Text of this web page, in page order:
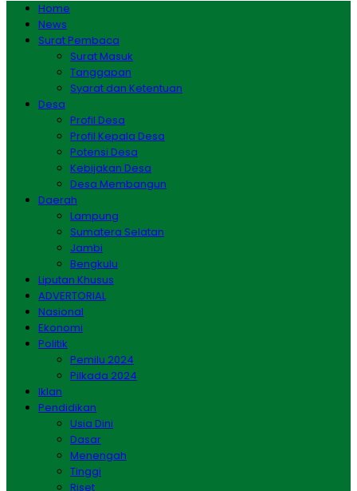
Home
News
Surat Pembaca
Surat Masuk
Tanggapan
Syarat dan Ketentuan
Desa
Profil Desa
Profil Kepala Desa
Potensi Desa
Kebijakan Desa
Desa Membangun
Daerah
Lampung
Sumatera Selatan
Jambi
Bengkulu
Liputan Khusus
ADVERTORIAL
Nasional
Ekonomi
Politik
Pemilu 2024
Pilkada 2024
Iklan
Pendidikan
Usia Dini
Dasar
Menengah
Tinggi
Riset